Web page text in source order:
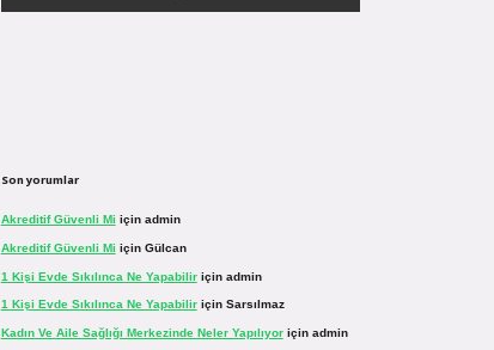
Son yorumlar
Akreditif Güvenli Mi için admin
Akreditif Güvenli Mi için Gülcan
1 Kişi Evde Sıkılınca Ne Yapabiliriçin admin
1 Kişi Evde Sıkılınca Ne Yapabiliriçin Sarsılmaz
Kadın Ve Aile Sağlığı Merkezinde Neler Yapılıyoriçin admin